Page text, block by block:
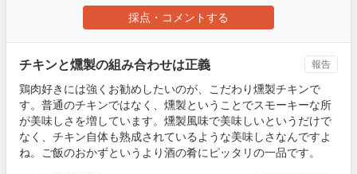
採点・コメントする
チキンと燻製の組み合わせは正義
鶏肉好きには強くお勧めしたいのが、こだわり燻製チキンで
す。普通のチキンではなく、燻製ということでスモーキーな所
が美味しさを増しています。燻製風味で美味しいというだけで
なく、チキン自体も熟成されているような美味しさなんですよ
ね。ご飯のおかずというより酒の肴にピッタリの一品です。
報告